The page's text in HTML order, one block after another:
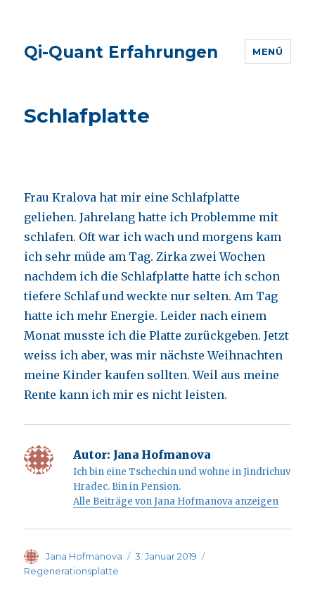
Qi-Quant Erfahrungen MENÜ
Schlafplatte
Frau Kralova hat mir eine Schlafplatte
geliehen. Jahrelang hatte ich Problemme mit
schlafen. Oft war ich wach und morgens kam
ich sehr müde am Tag. Zirka zwei Wochen
nachdem ich die Schlafplatte hatte ich schon
tiefere Schlaf und weckte nur selten. Am Tag
hatte ich mehr Energie. Leider nach einem
Monat musste ich die Platte zurückgeben. Jetzt
weiss ich aber, was mir nächste Weihnachten
meine Kinder kaufen sollten. Weil aus meine
Rente kann ich mir es nicht leisten.
Autor: Jana Hofmanova
Ich bin eine Tschechin und wohne in Jindrichuv
Hradec. Bin in Pension.
Alle Beiträge von Jana Hofmanova anzeigen
Autor
Jana Hofmanova
Veröffentlicht
3. Januar 2019
Regenerationsplatte